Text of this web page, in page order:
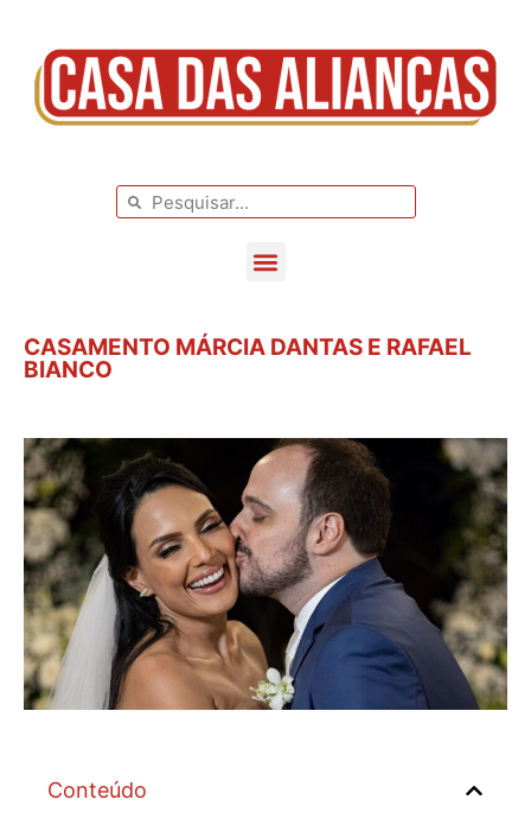
CASAMENTO MÁRCIA DANTAS E RAFAEL
BIANCO
Conteúdo